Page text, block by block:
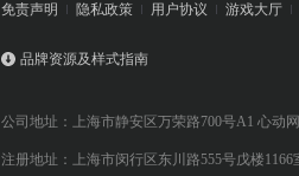
免责声明 隐私政策 用户协议 游戏大厅
品牌资源及样式指南
公司地址：上海市静安区万荣路700号A1 心动
注册地址：上海市闵行区东川路555号戊楼1166